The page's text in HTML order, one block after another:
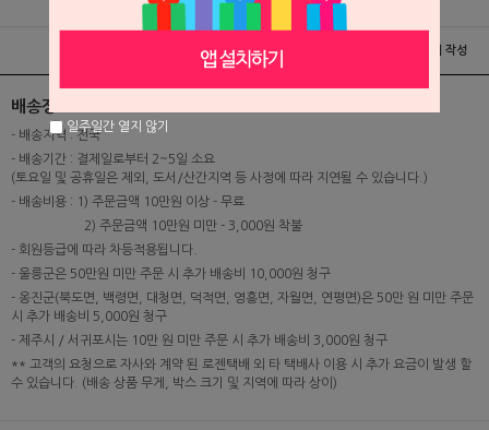
배송 및 교환/반품안내 상품후기 및 평가서 작성
배송정보
- 배송지역 : 전국
- 배송기간 : 결제일로부터 2~5일 소요
(토요일 및 공휴일은 제외, 도서/산간지역 등 사정에 따라 지연될 수 있습니다.)
- 배송비용 : 1) 주문금액 10만원 이상 - 무료
2) 주문금액 10만원 미만 - 3,000원 착불
- 회원등급에 따라 차등적용됩니다.
- 울릉군은 50만원 미만 주문 시 추가 배송비 10,000원 청구
- 옹진군(북도면, 백령면, 대청면, 덕적면, 영흥면, 자월면, 연평면)은 50만 원 미만 주문
시 추가 배송비 5,000원 청구
- 제주시 / 서귀포시는 10만 원 미만 주문 시 추가 배송비 3,000원 청구
** 고객의 요청으로 자사와 계약 된 로젠택배 외 타 택배사 이용 시 추가 요금이 발생 할
수 있습니다. (배송 상품 무게, 박스 크기 및 지역에 따라 상이)
일주일간 열지 않기